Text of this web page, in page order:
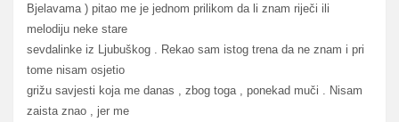
Bjelavama ) pitao me je jednom prilikom da li znam riječi ili
melodiju neke stare
sevdalinke iz Ljubuškog . Rekao sam istog trena da ne znam i pri
tome nisam osjetio
grižu savjesti koja me danas , zbog toga , ponekad muči . Nisam
zaista znao , jer me